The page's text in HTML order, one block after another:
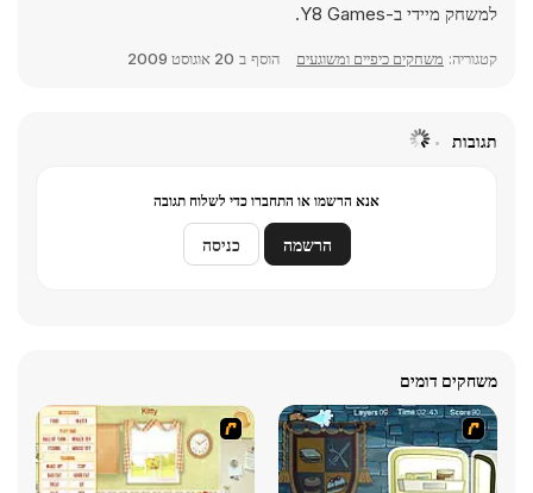
למשחק מיידי ב-Y8 Games.
קטגוריה: משחקים כיפיים ומשוגעים הוסף ב 20 אוגוסט 2009
תגובות
אנא הרשמו או התחברו כדי לשלוח תגובה
הרשמה כניסה
משחקים דומים